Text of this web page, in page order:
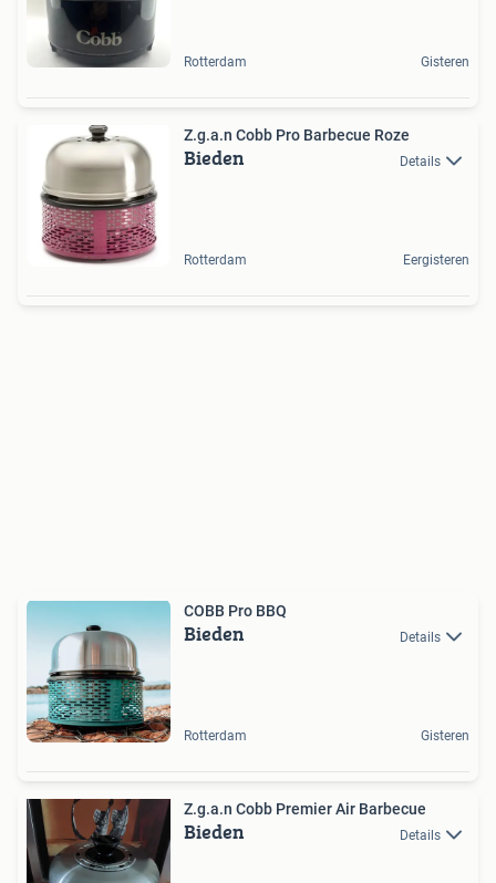
Rotterdam Gisteren
Z.g.a.n Cobb Pro Barbecue Roze
Bieden Details
Rotterdam Eergisteren
COBB Pro BBQ
Bieden Details
Rotterdam Gisteren
Z.g.a.n Cobb Premier Air Barbecue
Bieden Details